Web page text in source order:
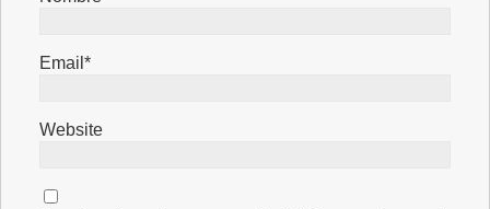
Email*
Website